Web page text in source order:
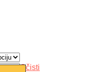
Očisti